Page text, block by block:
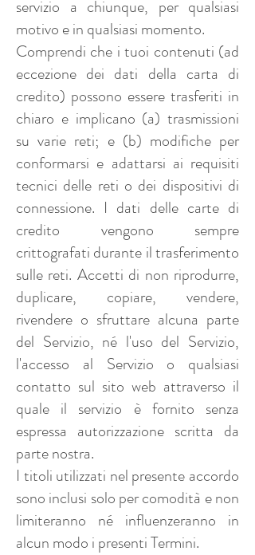
servizio a chiunque, per qualsiasi
motivo e in qualsiasi momento.
Comprendi che i tuoi contenuti (ad
eccezione dei dati della carta di
credito) possono essere trasferiti in
chiaro e implicano (a) trasmissioni
su varie reti; e (b) modifiche per
conformarsi e adattarsi ai requisiti
tecnici delle reti o dei dispositivi di
connessione. I dati delle carte di
credito vengono sempre
crittografati durante il trasferimento
sulle reti. Accetti di non riprodurre,
duplicare, copiare, vendere,
rivendere o sfruttare alcuna parte
del Servizio, né l'uso del Servizio,
l'accesso al Servizio o qualsiasi
contatto sul sito web attraverso il
quale il servizio è fornito senza
espressa autorizzazione scritta da
parte nostra.
I titoli utilizzati nel presente accordo
sono inclusi solo per comodità e non
limiteranno né influenzeranno in
alcun modo i presenti Termini.